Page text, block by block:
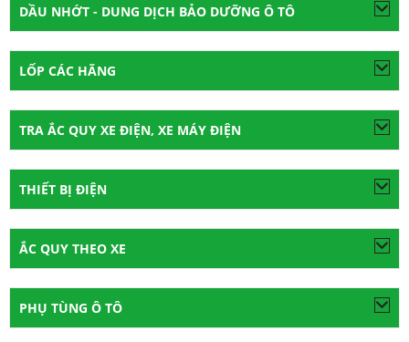
DẦU NHỚT - DUNG DỊCH BẢO DƯỠNG Ô TÔ
LỐP CÁC HÃNG
TRA ẮC QUY XE ĐIỆN, XE MÁY ĐIỆN
THIẾT BỊ ĐIỆN
ẮC QUY THEO XE
PHỤ TÙNG Ô TÔ